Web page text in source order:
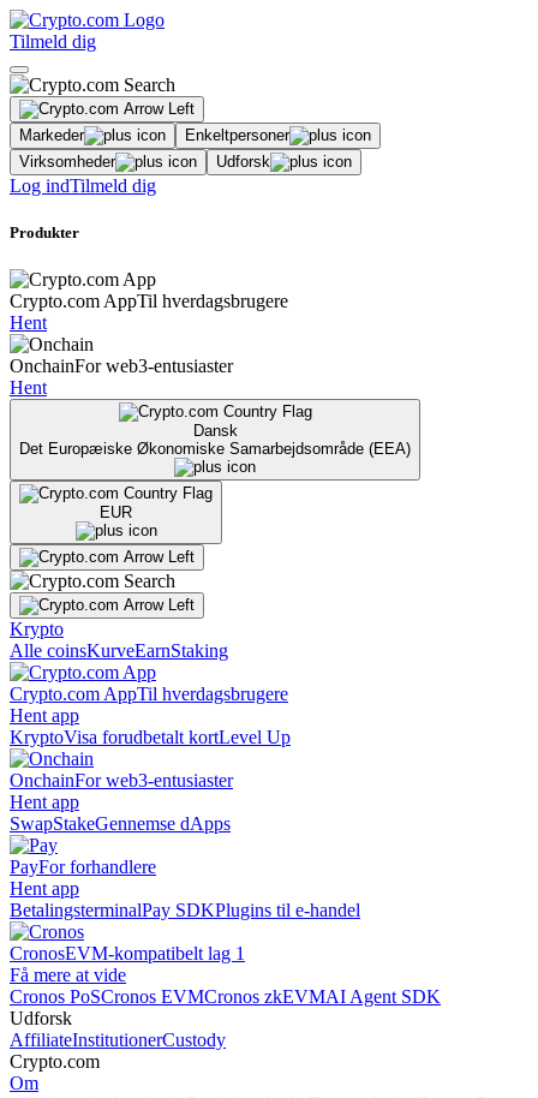
Tilmeld dig
Markeder
Enkeltpersoner
Virksomheder
Udforsk
Log indTilmeld dig
Produkter
Crypto.com AppTil hverdagsbrugere
Hent
OnchainFor web3-entusiaster
Hent
Dansk
Det Europæiske Økonomiske Samarbejdsområde (EEA)
EUR
Krypto
Alle coinsKurveEarnStaking
Crypto.com AppTil hverdagsbrugere
Hent app
KryptoVisa forudbetalt kortLevel Up
OnchainFor web3-entusiaster
Hent app
SwapStakeGennemse dApps
PayFor forhandlere
Hent app
BetalingsterminalPay SDKPlugins til e-handel
CronosEVM-kompatibelt lag 1
Få mere at vide
Cronos PoSCronos EVMCronos zkEVMAI Agent SDK
Udforsk
AffiliateInstitutionerCustody
Crypto.com
Om